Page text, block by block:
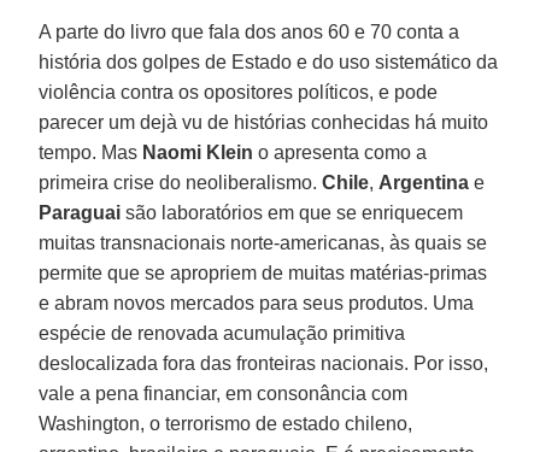
A parte do livro que fala dos anos 60 e 70 conta a
história dos golpes de Estado e do uso sistemático da
violência contra os opositores políticos, e pode
parecer um dejà vu de histórias conhecidas há muito
tempo. Mas Naomi Klein o apresenta como a
primeira crise do neoliberalismo.Chile, Argentina e
Paraguai são laboratórios em que se enriquecem
muitas transnacionais norte-americanas, às quais se
permite que se apropriem de muitas matérias-primas
e abram novos mercados para seus produtos. Uma
espécie de renovada acumulação primitiva
deslocalizada fora das fronteiras nacionais. Por isso,
vale a pena financiar, em consonância com
Washington, o terrorismo de estado chileno,